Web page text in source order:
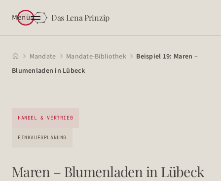
Das Lena Prinzip
Menü
  Mandate  Mandate-Bibliothek 
Beispiel 19: Maren –
Blumenladen in Lübeck
HANDEL & VERTRIEB
EINKAUFSPLANUNG
Maren – Blumenladen in Lübeck